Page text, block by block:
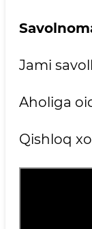
Jami
Aholiga
Qishloq